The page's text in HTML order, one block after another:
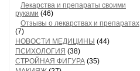
Лекарства и препараты своими
руками (46)
Отзывы о лекарствах и препаратах
(7)
НОВОСТИ МЕДИЦИНЫ (44)
ПСИХОЛОГИЯ (38)
СТРОЙНАЯ ФИГУРА (35)